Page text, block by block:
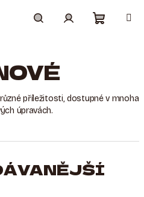
příležitosti, dostupné v mnoha
úpravách.